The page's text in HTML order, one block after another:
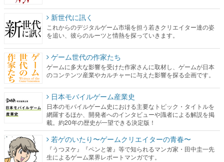
新世代に訊く
これからのデジタルゲーム市場を担う若きクリエイター達の姿
を追い、彼らのルーツと情熱を探っていきます。
ゲーム世代の作家たち
ゲームに多大な影響を受けた作家さんに取材し、ゲームが日本
のコンテンツ産業やカルチャーに与えた影響を探る企画です。
日本モバイルゲーム産業史
日本のモバイルゲーム史における主要なトピック・タイトルを
網羅するほか、開発者へのインタビューや識者による解説を掲
載。約20年の歴史が一望できる決定版！
若ゲのいたり〜ゲームクリエイターの青春〜
『うつヌケ』『ペンと箸』等で知られるマンガ家・田中圭一先
生によるゲーム業界レポートマンガです。